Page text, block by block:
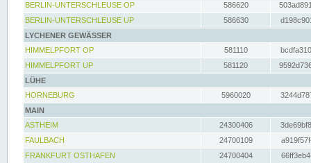
BERLIN-UNTERSCHLEUSE OP
586620
BERLIN-UNTERSCHLEUSE UP
586630
LYCHENER GEWÄSSER
HIMMELPFORT OP
581110
HIMMELPFORT UP
581120
LÜHE
HORNEBURG
5960020
MAIN
ASTHEIM
24300406
FAULBACH
24700109
FRANKFURT OSTHAFEN
24700404